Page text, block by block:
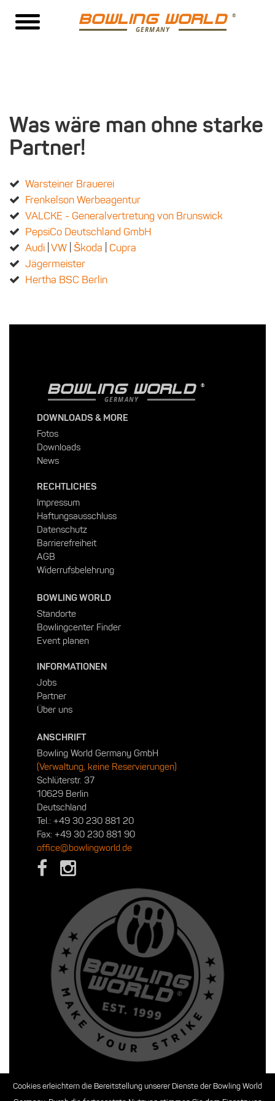
BOWLING WORLD
GERMANY
Was wäre man ohne starke
Partner!
Warsteiner Brauerei
Frenkelson Werbeagentur
VALCKE - Generalvertretung von Brunswick
PepsiCo Deutschland GmbH
Audi| VW| Škoda Cupra
Jägermeister
Hertha BSC Berlin
BOWLING WORLD
GERMANY
DOWNLOADS & MORE
Fotos
Downloads
News
RECHTLICHES
Impressum
Haftungsausschluss
Datenschutz
Barrierefreiheit
AGB
Widerrufsbelehrung
BOWLING WORLD
Standorte
Bowlingcenter Finder
Event planen
INFORMATIONEN
Jobs
Partner
Über uns
ANSCHRIFT
Bowling World Germany GmbH
(Verwaltung, keine Reservierungen)
Schlüterstr. 37
10629 Berlin
Deutschland
Tel.: +49 30 230 881 20
Fax: +49 30 230 881 90
office@bowlingworld.de
Cookies erleichtern die Bereitstellung unserer Dienste der Bowling World